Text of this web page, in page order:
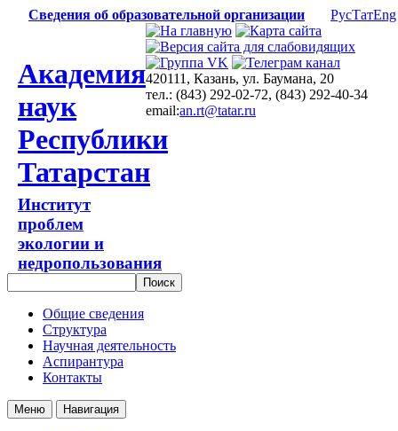
Сведения об образовательной организации РусТатEng
Академия
наук
Республики
Татарстан
Институт
проблем
экологии и
недропользования
420111, Казань, ул. Баумана, 20
тел.: (843) 292-02-72, (843) 292-40-34
email:an.rt@tatar.ru
Общие сведения
Структура
Научная деятельность
Аспирантура
Контакты
Меню Навигация